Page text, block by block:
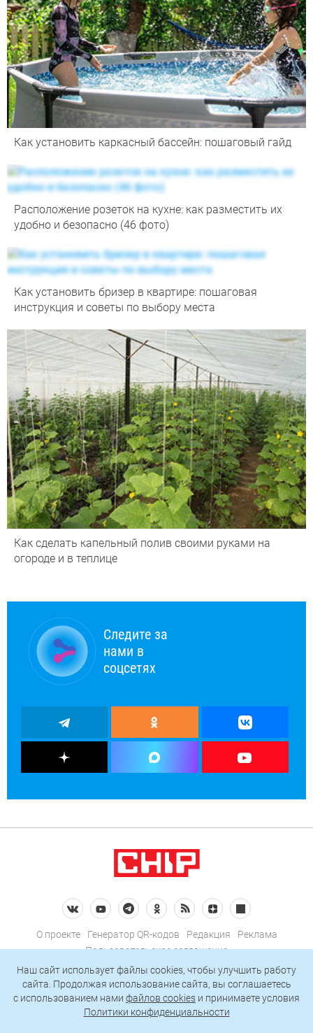
Как установить каркасный бассейн: пошаговый гайд
Расположение розеток на кухне: как разместить их
удобно и безопасно (46 фото)
Как установить бризер в квартире: пошаговая
инструкция и советы по выбору места
Как сделать капельный полив своими руками на
огороде и в теплице
Следите за
нами в
соцсетях
О проекте Генератор QR-кодов Редакция
Реклама
Пользовательское соглашение
Политика конфиденциальности
Подписаться на рассылку
Наш сайт использует файлы cookies, чтобы улучшить работу
сайта. Продолжая использование сайта, вы соглашаетесь
c использованием нами файлов cookies и принимаете условия
Политики конфиденциальности